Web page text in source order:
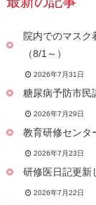
院内でのマスク
（8/1～）
2026年7月31日
糖尿病予防市民
2026年7月29日
教育研修センタ
2026年7月23日
研修医日記更新
2026年7月22日